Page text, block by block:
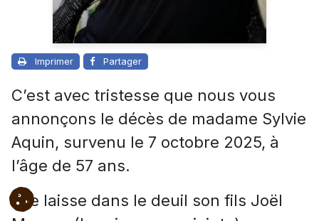
Imprimer Partager
C’est avec tristesse que nous vous
annonçons le décès de madame Sylvie
Aquin, survenu le 7 octobre 2025, à
l’âge de 57 ans.
Elle laisse dans le deuil son fils Joël